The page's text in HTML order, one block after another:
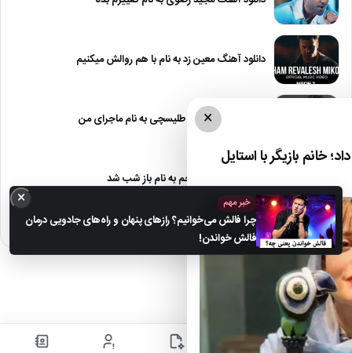
دانلود آهنگ معین زد به نام با هم روالش میکنیم
دانلود آهنگ علیرضا طلیسچی به نام ماجرای من
دانلود آهنگ مهراد جم به نام باز شب شد
×
خانم بازیگر با استایل
×
خبر مهم
چرا فالش می‌خوانیم؟ رازهای پنهان و راه‌های جادویی درمان
فالش خواندن!